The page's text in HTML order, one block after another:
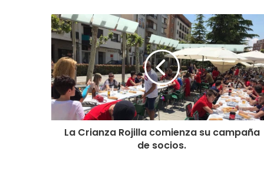
La Crianza Rojilla comienza su campaña
de socios.